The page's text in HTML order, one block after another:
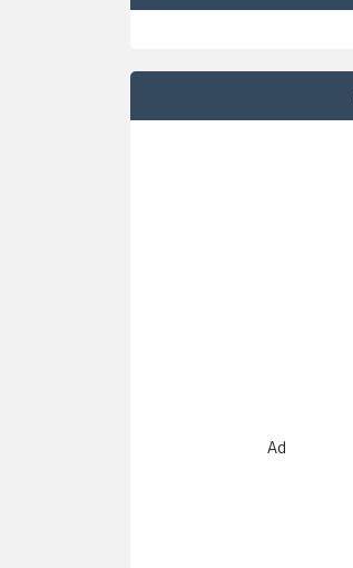
Ad